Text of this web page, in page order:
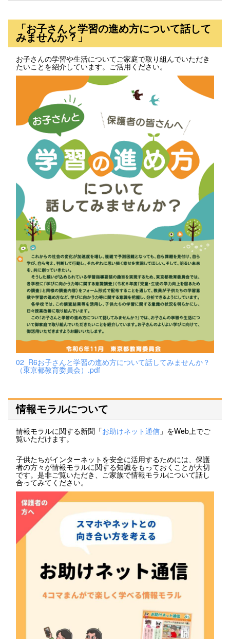
「お子さんと学習の進め方について話して
みませんか？」
お子さんの学習や生活についてご家庭で取り組んでいただき
たいことを紹介しています。ご活用ください。
02_R6お子さんと学習の進め方について話してみませんか？
（東京都教育委員会）.pdf
情報モラルについて
情報モラルに関する新聞「お助けネット通信 」をWeb上でご
覧いただけます。
子供たちがインターネットを安全に活用するためには、保護
者の方々が情報モラルに関する知識をもっておくことが大切
です。是非ご覧いただき、ご家族で情報モラルについて話し
合ってみてください。